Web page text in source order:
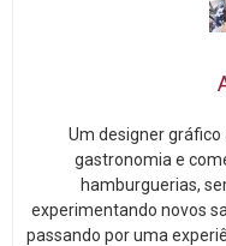
Um designer
gastronomia e
hamburguerias,
experimentando novos
passando por uma